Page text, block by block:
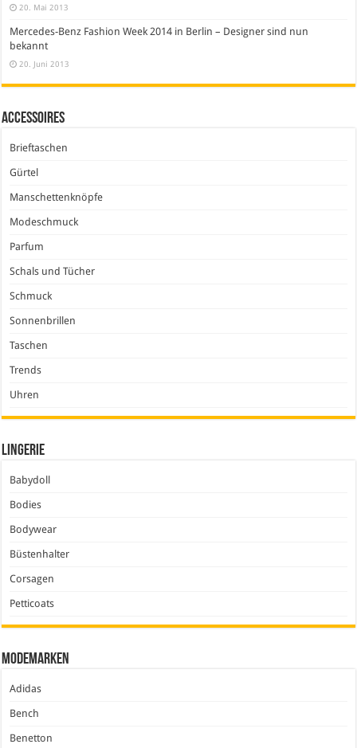
20. Mai 2013
Mercedes-Benz Fashion Week 2014 in Berlin – Designer sind nun
bekannt
20. Juni 2013
Accessoires
Brieftaschen
Gürtel
Manschettenknöpfe
Modeschmuck
Parfum
Schals und Tücher
Schmuck
Sonnenbrillen
Taschen
Trends
Uhren
Lingerie
Babydoll
Bodies
Bodywear
Büstenhalter
Corsagen
Petticoats
Modemarken
Adidas
Bench
Benetton